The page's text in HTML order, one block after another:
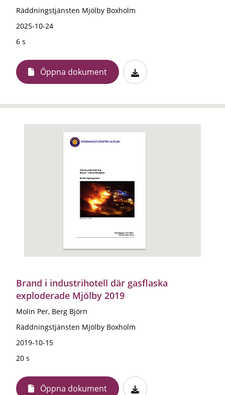
Räddningstjänsten Mjölby Boxholm
2025-10-24
6 s
Öppna dokument
Brand i industrihotell där gasflaska
exploderade Mjölby 2019
Molin Per, Berg Björn
Räddningstjänsten Mjölby Boxholm
2019-10-15
20 s
Öppna dokument